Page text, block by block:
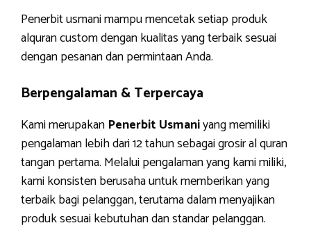
Penerbit usmani mampu mencetak setiap produk
alquran custom dengan kualitas yang terbaik sesuai
dengan pesanan dan permintaan Anda.
Berpengalaman & Terpercaya
Kami merupakan Penerbit Usmaniyang memiliki
pengalaman lebih dari 12 tahun sebagai grosir al quran
tangan pertama. Melalui pengalaman yang kami miliki,
kami konsisten berusaha untuk memberikan yang
terbaik bagi pelanggan, terutama dalam menyajikan
produk sesuai kebutuhan dan standar pelanggan.